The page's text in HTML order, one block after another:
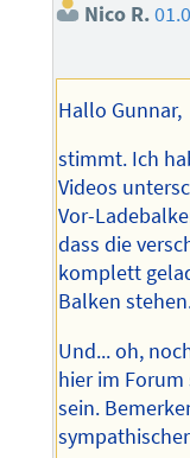
Nico R.
Hallo Gunnar,
stimmt. Ich
Videos
Vor-
dass die
komplett
Balken
Und... oh,
hier im
sein.